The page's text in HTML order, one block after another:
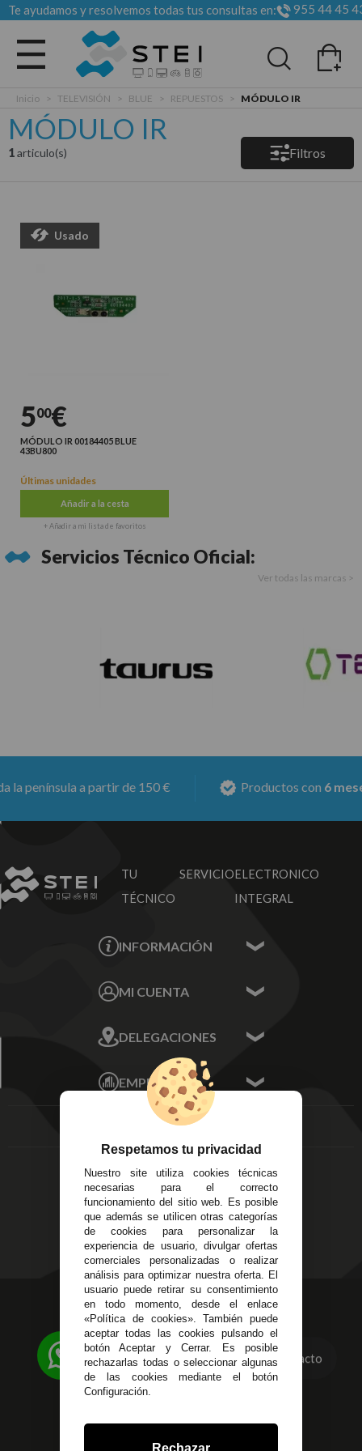
Te ayudamos y resolvemos todas tus consultas en: 955 44 45
Todas las categorias
Inicio > TELEVISIÓN > BLUE > REPUESTOS > MÓDULO IR
MÓDULO IR
1articulo(s) Filtros
Usado
500€
MÓDULO IR 00184405 BLUE
43BU800
Últimas unidades
Añadir a la cesta
+ Añadir a mi lista de favoritos
Servicios Técnico Oficial:
Ver todas las marcas >
a partir de 150 € Productos con6 meses
TU SERVICIO
TÉCNICO
ELECTRONICO
INTEGRAL
INFORMACIÓN
Sobre nosotros
MI CUENTA
Mis Direcciones
Mis Pedidos
Mis favoritos
FAQ's
DELEGACIONES
Écija - Sevilla
Av. Plaza de Toros.
Local 3
Córdoba
14
Alzira - Valencia
C/ Esplugues, 135
EMPRESA
Aviso Legal
Devoluciones
Política de Privacidad
Pago Seguro
Terminos y
Condiciones Generales
Políticas de Cookies
623 23 31 98
Atendemos Whatsapp
955 44 45 43/955 44 45 44
info@steielectronica.com
Avenida Plaza de Toros,
Local 3 Écija (Sevilla)
Contacto
Respetamos tu privacidad
Nuestro site utiliza cookies técnicas
necesarias para el correcto
funcionamiento del sitio web. Es posible
que además se utilicen otras categorías
de cookies para personalizar la
experiencia de usuario, divulgar ofertas
comerciales personalizadas o realizar
análisis para optimizar nuestra oferta. El
usuario puede retirar su consentimiento
en todo momento, desde el enlace
«Política de cookies». También puede
aceptar todas las cookies pulsando el
botón Aceptar y Cerrar. Es posible
rechazarlas todas o seleccionar algunas
de las cookies mediante el botón
Configuración.
Rechazar